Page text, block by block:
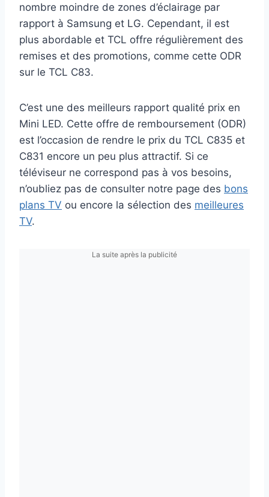
nombre moindre de zones d’éclairage par
rapport à Samsung et LG. Cependant, il est
plus abordable et TCL offre régulièrement des
remises et des promotions, comme cette ODR
sur le TCL C83.
C’est une des meilleurs rapport qualité prix en
Mini LED. Cette offre de remboursement (ODR)
est l’occasion de rendre le prix du TCL C835 et
C831 encore un peu plus attractif. Si ce
téléviseur ne correspond pas à vos besoins,
n’oubliez pas de consulter notre page des bons
plans TV ou encore la sélection des meilleures
TV.
La suite après la publicité